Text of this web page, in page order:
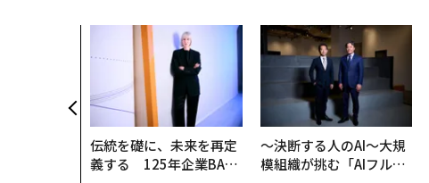
伝統を礎に、未来を再定
義する 125年企業BAT
〜決断する人のAI〜大規
模組織が挑む「AIフル実